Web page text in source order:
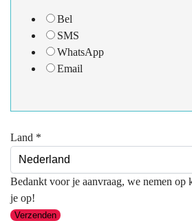
Bel
SMS
WhatsApp
Email
Land *
Bedankt voor je aanvraag, we nemen op
je op!
Verzenden